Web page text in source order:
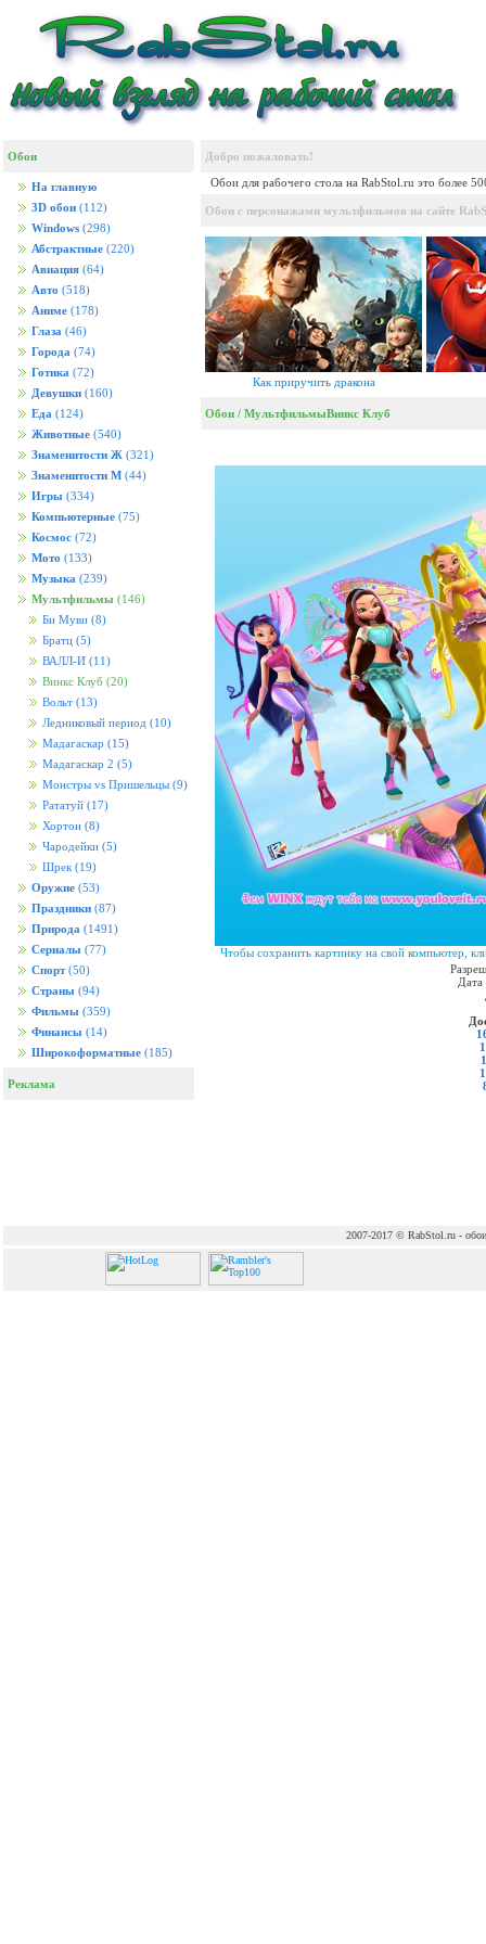
Обои
На главную
3D обои (112)
Windows (298)
Абстрактные (220)
Авиация (64)
Авто (518)
Аниме (178)
Глаза (46)
Города (74)
Готика (72)
Девушки (160)
Еда (124)
Животные (540)
Знаменитости Ж (321)
Знаменитости М (44)
Игры (334)
Компьютерные (75)
Космос (72)
Мото (133)
Музыка (239)
Мультфильмы (146)
Би Муви (8)
Братц (5)
ВАЛЛ-И (11)
Винкс Клуб (20)
Вольт (13)
Ледниковый период (10)
Мадагаскар (15)
Мадагаскар 2 (5)
Монстры vs Пришельцы (9)
Рататуй (17)
Хортон (8)
Чародейки (5)
Шрек (19)
Оружие (53)
Праздники (87)
Природа (1491)
Сериалы (77)
Спорт (50)
Страны (94)
Фильмы (359)
Финансы (14)
Широкоформатные (185)
Реклама
Добро пожаловать!
Обои для рабочего стола на RabStol.ru это более
Обои с персонажами мультфильмов на сайте
Как приручить дракона
Обои / МультфильмыВинкс Клуб
Чтобы сохранить картинку на свой компьютер,
Дата
2007-2017 © RabStol.ru - обои